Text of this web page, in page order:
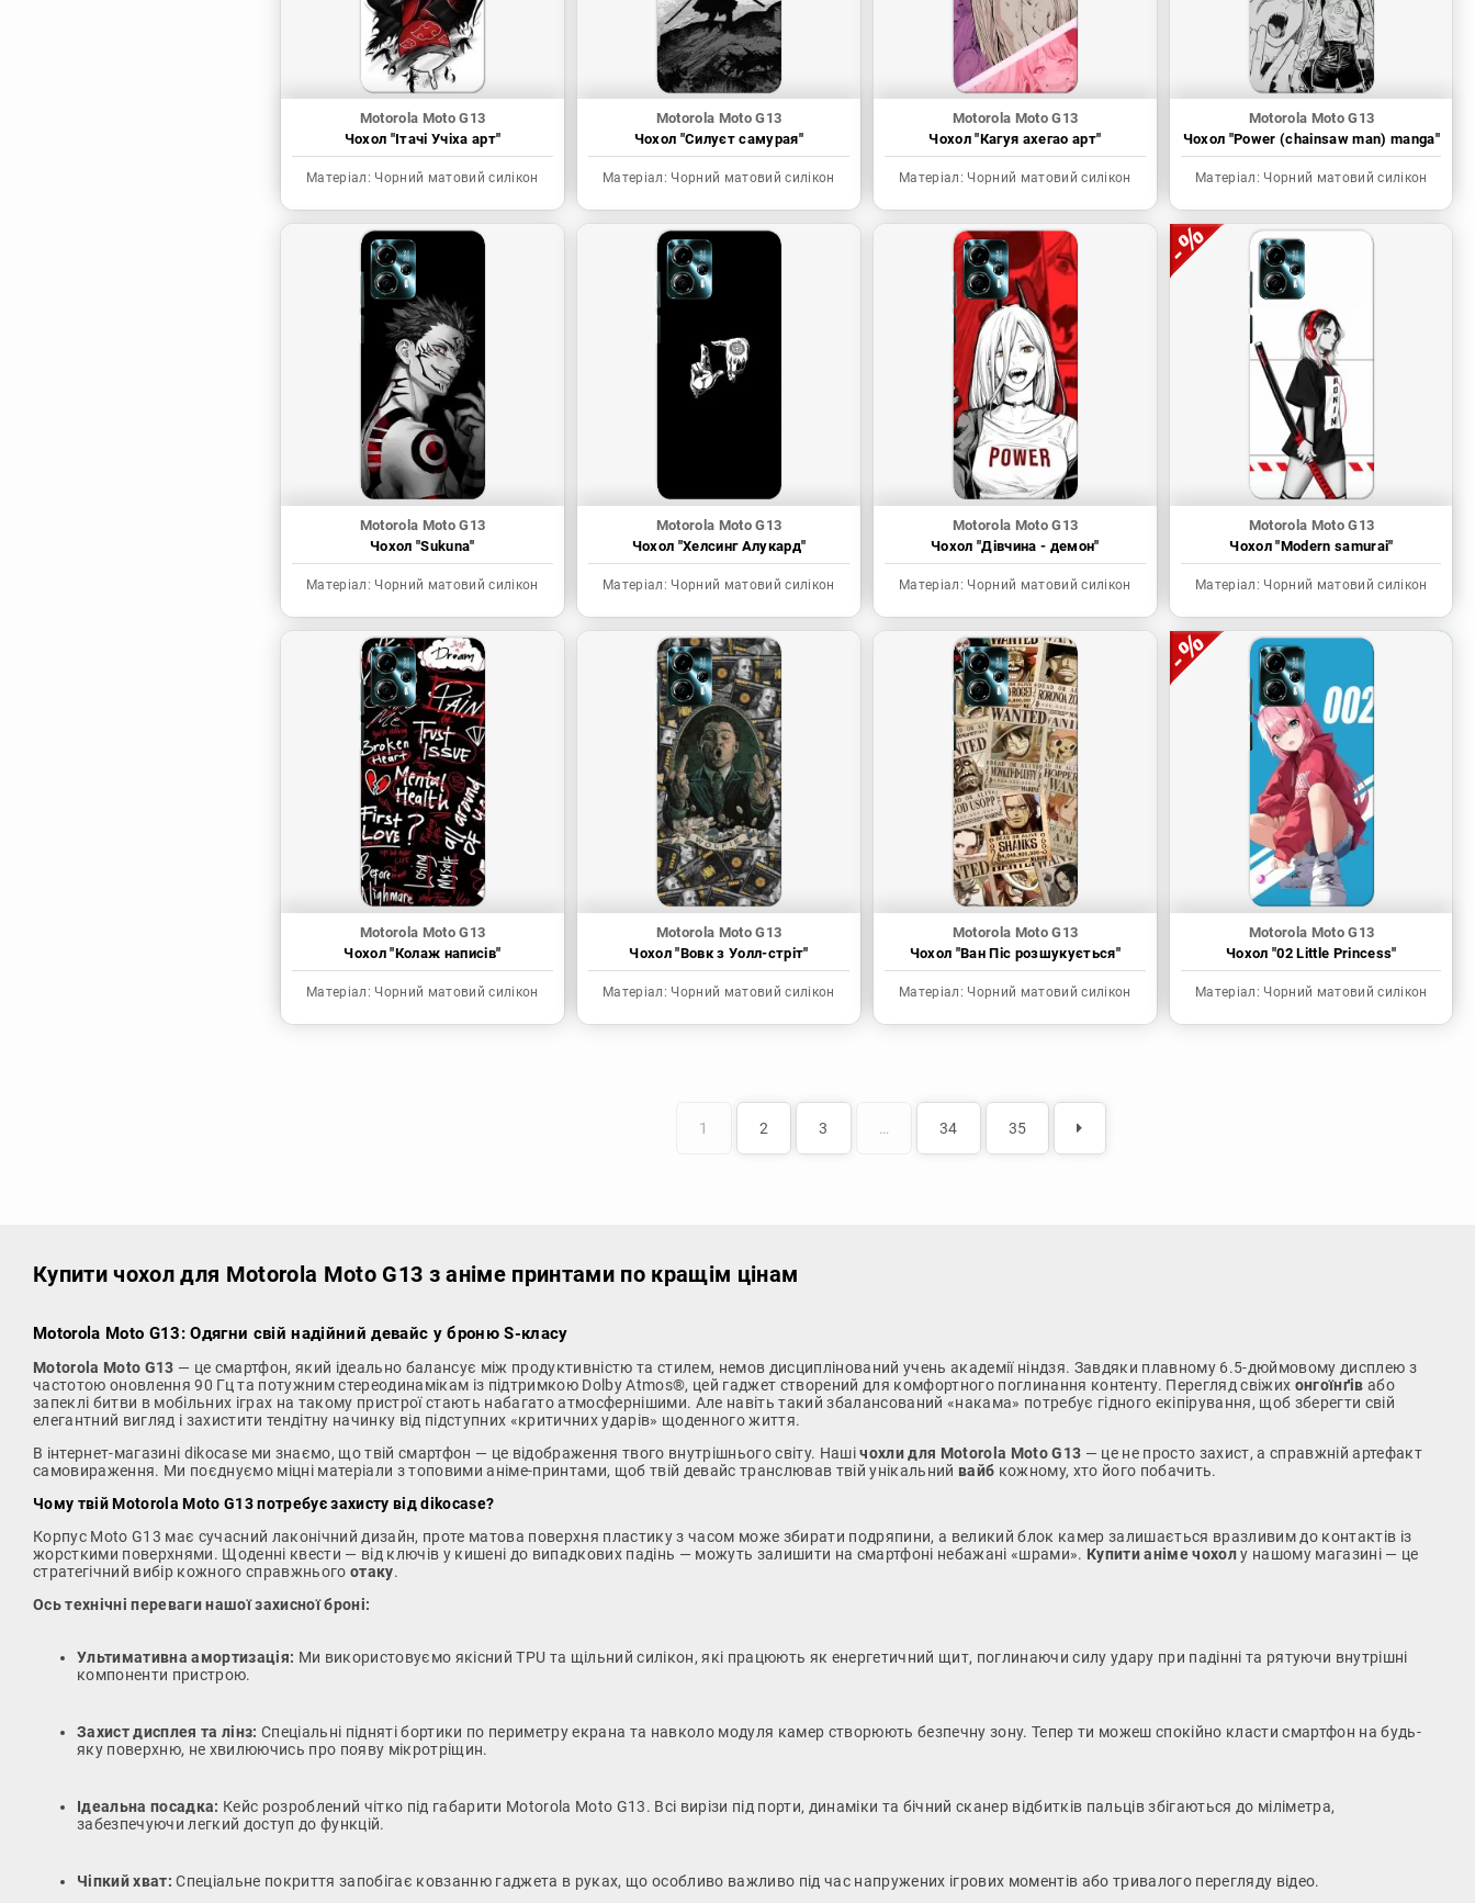
Motorola Moto G13
Чохол "Ітачі Учіха арт"
Матеріал: Чорний матовий силікон
Motorola Moto G13
Чохол "Силуєт самурая"
Матеріал: Чорний матовий силікон
Motorola Moto G13
Чохол "Кагуя ахегао арт"
Матеріал: Чорний матовий силікон
Motorola Moto G13
Чохол "Power (chainsaw man) manga"
Матеріал: Чорний матовий силікон
Motorola Moto G13
Чохол "Sukuna"
Матеріал: Чорний матовий силікон
Motorola Moto G13
Чохол "Хелсинг Алукард"
Матеріал: Чорний матовий силікон
Motorola Moto G13
Чохол "Дівчина - демон"
Матеріал: Чорний матовий силікон
Motorola Moto G13
Чохол "Modern samurai"
Матеріал: Чорний матовий силікон
Motorola Moto G13
Чохол "Колаж написів"
Матеріал: Чорний матовий силікон
Motorola Moto G13
Чохол "Вовк з Уолл-стріт"
Матеріал: Чорний матовий силікон
Motorola Moto G13
Чохол "Ван Піс розшукується"
Матеріал: Чорний матовий силікон
Motorola Moto G13
Чохол "02 Little Princess"
Матеріал: Чорний матовий силікон
1 2 3 … 34 35
Купити чохол для Motorola Moto G13 з аніме принтами по кращім цінам
Motorola Moto G13: Одягни свій надійний девайс у броню S-класу
Motorola Moto G13 — це смартфон, який ідеально балансує між продуктивністю та стилем, немов дисциплінований учень академії ніндзя. Завдяки плавному 6.5-дюймовому дисплею з
частотою оновлення 90 Гц та потужним стереодинамікам із підтримкою Dolby Atmos®, цей гаджет створений для комфортного поглинання контенту. Перегляд свіжих онгоїнґів або
запеклі битви в мобільних іграх на такому пристрої стають набагато атмосфернішими. Але навіть такий збалансований «накама» потребує гідного екіпірування, щоб зберегти свій
елегантний вигляд і захистити тендітну начинку від підступних «критичних ударів» щоденного життя.
В інтернет-магазині dikocase ми знаємо, що твій смартфон — це відображення твого внутрішнього світу. Нашічохли для Motorola Moto G13 — це не просто захист, а справжній артефакт
самовираження. Ми поєднуємо міцні матеріали з топовими аніме-принтами, щоб твій девайс транслював твій унікальний вайб кожному, хто його побачить.
Чому твій Motorola Moto G13 потребує захисту від dikocase?
Корпус Moto G13 має сучасний лаконічний дизайн, проте матова поверхня пластику з часом може збирати подряпини, а великий блок камер залишається вразливим до контактів із
жорсткими поверхнями. Щоденні квести — від ключів у кишені до випадкових падінь — можуть залишити на смартфоні небажані «шрами». Купити аніме чохолу нашому магазині — це
стратегічний вибір кожного справжнього отаку.
Ось технічні переваги нашої захисної броні:
Ультимативна амортизація: Ми використовуємо якісний TPU та щільний силікон, які працюють як енергетичний щит, поглинаючи силу удару при падінні та рятуючи внутрішні
компоненти пристрою.
Захист дисплея та лінз: Спеціальні підняті бортики по периметру екрана та навколо модуля камер створюють безпечну зону. Тепер ти можеш спокійно класти смартфон на будь-
яку поверхню, не хвилюючись про появу мікротріщин.
Ідеальна посадка: Кейс розроблений чітко під габарити Motorola Moto G13. Всі вирізи під порти, динаміки та бічний сканер відбитків пальців збігаються до міліметра,
забезпечуючи легкий доступ до функцій.
Чіпкий хват: Спеціальне покриття запобігає ковзанню гаджета в руках, що особливо важливо під час напружених ігрових моментів або тривалого перегляду відео.